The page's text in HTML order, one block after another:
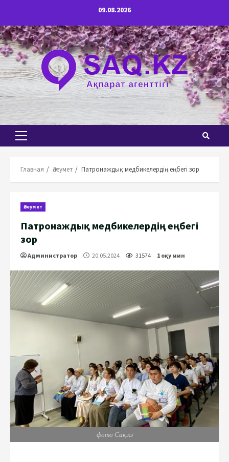
содержимому
09.08.2026
Основное
Главная Әлеумет Патронаждық медбикелердің еңбегі зор
Әлеумет
Патронаждық медбикелердің еңбегі
зор
Администратор 20.05.2024 31574 1 оқу мин
фото Сақ.кз